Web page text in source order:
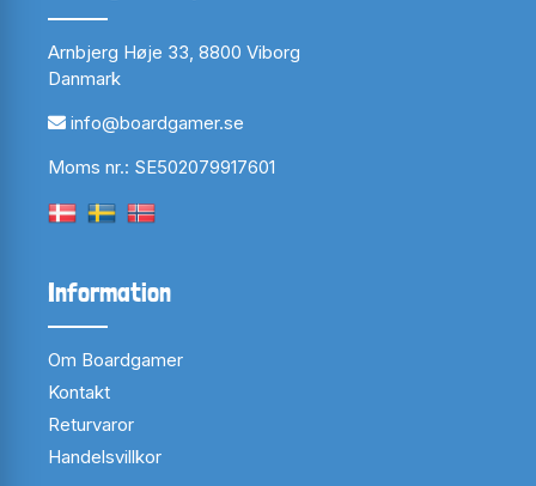
Arnbjerg Høje 33, 8800 Viborg
Danmark
info@boardgamer.se
Moms nr.: SE502079917601
Information
Om Boardgamer
Kontakt
Returvaror
Handelsvillkor